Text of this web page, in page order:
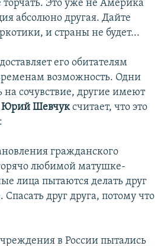
торчать. Это уже не Америка
абсолюно другая. Дайте
и страны не будет...
его обитателям
возможность. Одни
на сочувствие, другие имеют
Юрий Шевчуксчитает, что это
гражданского
любимой матушке-
лица пытаются делать друг
Спасать друг друга, потому что
в России пытались